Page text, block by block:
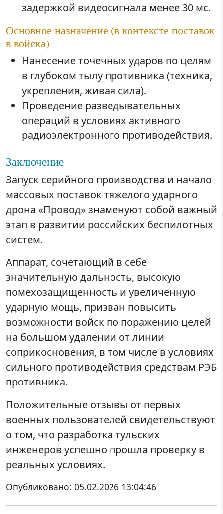
задержкой видеосигнала менее 30 мс.
Основное назначение (в контексте поставок
в войска)
Нанесение точечных ударов по целям
в глубоком тылу противника (техника,
укрепления, живая сила).
Проведение разведывательных
операций в условиях активного
радиоэлектронного противодействия.
Заключение
Запуск серийного производства и начало
массовых поставок тяжелого ударного
дрона «Провод» знаменуют собой важный
этап в развитии российских беспилотных
систем.
Аппарат, сочетающий в себе
значительную дальность, высокую
помехозащищенность и увеличенную
ударную мощь, призван повысить
возможности войск по поражению целей
на большом удалении от линии
соприкосновения, в том числе в условиях
сильного противодействия средствам РЭБ
противника.
Положительные отзывы от первых
военных пользователей свидетельствуют
о том, что разработка тульских
инженеров успешно прошла проверку в
реальных условиях.
Опубликовано: 05.02.2026 13:04:46